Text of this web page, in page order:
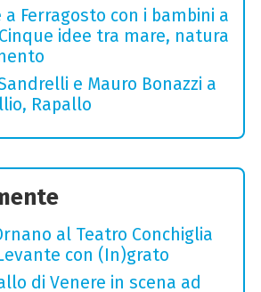
a Ferragosto con i bambini a
idee tra mare, natura
e Mauro Bonazzi a
Rapallo
al Teatro Conchiglia
con (In)grato
di Venere in scena ad